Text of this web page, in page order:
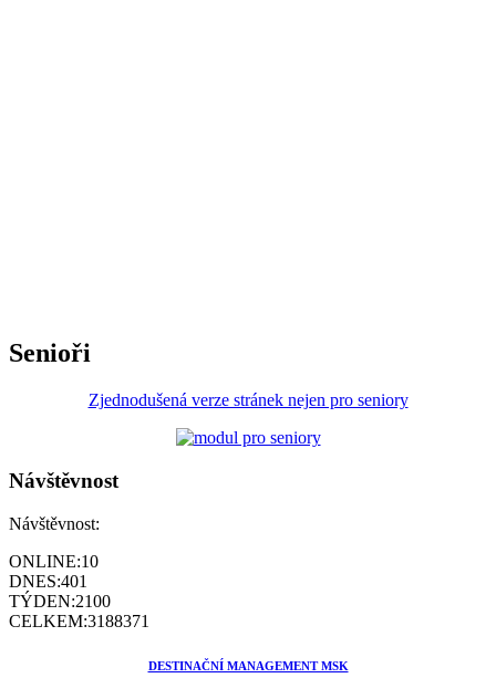
Senioři
Zjednodušená verze stránek nejen pro seniory
Návštěvnost
Návštěvnost:
ONLINE:10
DNES:401
TÝDEN:2100
CELKEM:3188371
DESTINAČNÍ MANAGEMENT MSK